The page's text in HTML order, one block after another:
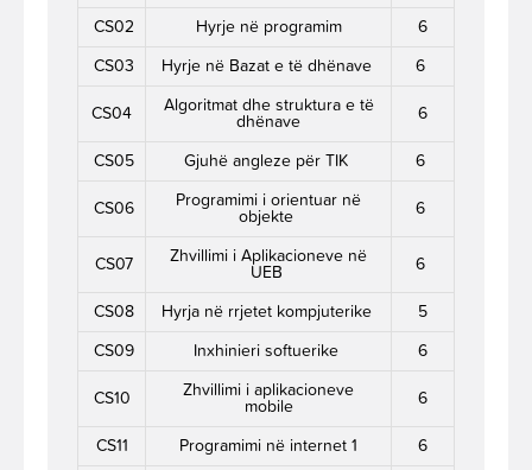
CS02 Hyrje në programim 6
CS03 Hyrje në Bazat e të dhënave 6
CS04
Algoritmat dhe struktura e të
dhënave
6
CS05 Gjuhë angleze për TIK 6
CS06
Programimi i orientuar në
objekte
6
CS07
Zhvillimi i Aplikacioneve në
UEB
6
CS08 Hyrja në rrjetet kompjuterike 5
CS09 Inxhinieri softuerike 6
CS10
Zhvillimi i aplikacioneve
mobile
6
CS11 Programimi në internet 1 6